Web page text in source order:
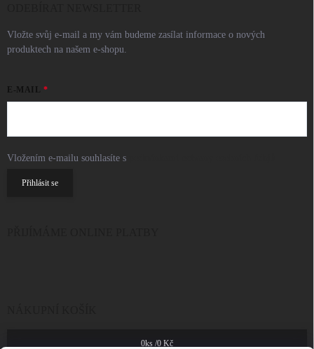
Vložte svůj e-mail a my vám budeme zasílat informace o nových
produktech na našem e-shopu.
E-MAIL
Vložením e-mailu souhlasíte s
Přihlásit se
0ks /0 Kč